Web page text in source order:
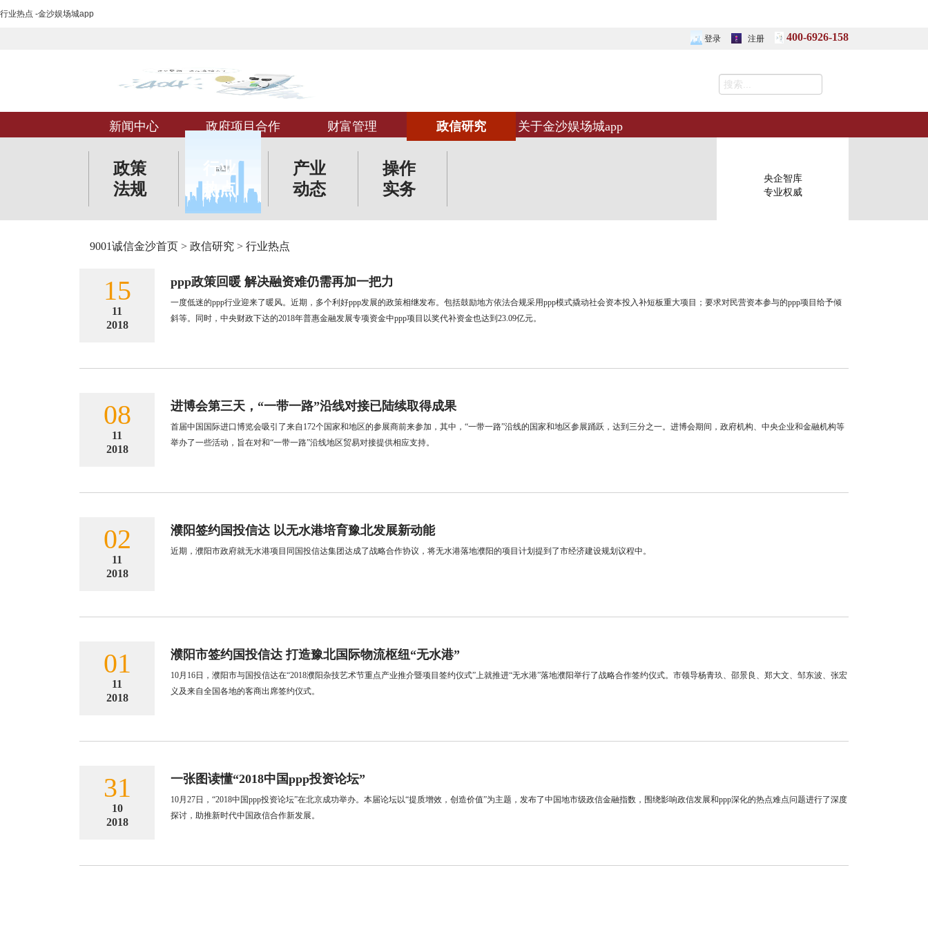
行业热点 -金沙娱场城app
登录 注册 400-6926-158
新闻中心 政府项目合作 财富管理 政信研究 关于金沙娱场城app
政策
法规
行业
热点
产业
动态
操作
实务
央企智库
专业权威
9001诚信金沙首页 > 政信研究 > 行业热点
15
11
2018
ppp政策回暖 解决融资难仍需再加一把力
一度低迷的ppp行业迎来了暖风。近期，多个利好ppp发展的政策相继发布。包括鼓励地方依法合规采用ppp模式撬动社会资本投入补短板重大项目；要求对民营资本参与的ppp项目给予倾
斜等。同时，中央财政下达的2018年普惠金融发展专项资金中ppp项目以奖代补资金也达到23.09亿元。
08
11
2018
进博会第三天，“一带一路”沿线对接已陆续取得成果
首届中国国际进口博览会吸引了来自172个国家和地区的参展商前来参加，其中，“一带一路”沿线的国家和地区参展踊跃，达到三分之一。进博会期间，政府机构、中央企业和金融机构等
举办了一些活动，旨在对和“一带一路”沿线地区贸易对接提供相应支持。
02
11
2018
濮阳签约国投信达 以无水港培育豫北发展新动能
近期，濮阳市政府就无水港项目同国投信达集团达成了战略合作协议，将无水港落地濮阳的项目计划提到了市经济建设规划议程中。
01
11
2018
濮阳市签约国投信达 打造豫北国际物流枢纽“无水港”
10月16日，濮阳市与国投信达在“2018濮阳杂技艺术节重点产业推介暨项目签约仪式”上就推进“无水港”落地濮阳举行了战略合作签约仪式。市领导杨青玖、邵景良、郑大文、邹东波、张宏
义及来自全国各地的客商出席签约仪式。
31
10
2018
一张图读懂“2018中国ppp投资论坛”
10月27日，“2018中国ppp投资论坛”在北京成功举办。本届论坛以“提质增效，创造价值”为主题，发布了中国地市级政信金融指数，围绕影响政信发展和ppp深化的热点难点问题进行了深度
探讨，助推新时代中国政信合作新发展。